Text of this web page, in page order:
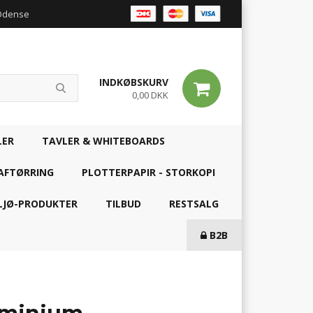
INDKØBSKURV
0,00 DKK
TAVLER & WHITEBOARDS
PLOTTERPAPIR - STORKOPI
PRODUKTER TILBUD RESTSALG
B2B